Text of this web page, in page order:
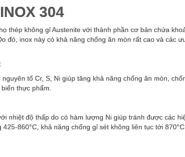
304
thép không gỉ Austenite với thành phần cơ bản chứa
đó, inox này có khả năng chống ăn mòn rất cao và các
nguyên tố Cr, S, Ni giúp tăng khả năng chống ăn mòn,
thực phẩm.
nhiệt độ thấp do có hàm lượng Ni giúp tránh được các
860°C, khả năng chống gỉ sét không liên tục tới